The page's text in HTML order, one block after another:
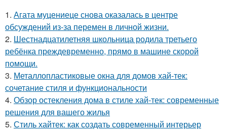
1. Агата муцениеце снова оказалась в центре
обсуждений из-за перемен в личной жизни.
2. Шестнадцатилетняя школьница родила третьего
ребёнка преждевременно, прямо в машине скорой
помощи.
3. Металлопластиковые окна для домов хай-тек:
сочетание стиля и функциональности
4. Обзор остекления дома в стиле хай-тек: современные
решения для вашего жилья
5. Стиль хайтек: как создать современный интерьер